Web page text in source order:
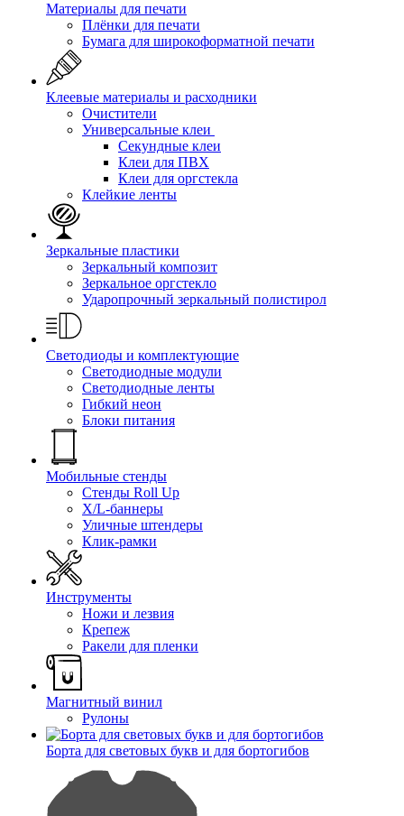
Материалы для печати
Плёнки для печати
Бумага для широкоформатной печати
Клеевые материалы и расходники
Очистители
Универсальные клеи
Секундные клеи
Клеи для ПВХ
Клеи для оргстекла
Клейкие ленты
Зеркальные пластики
Зеркальный композит
Зеркальное оргстекло
Ударопрочный зеркальный полистирол
Светодиоды и комплектующие
Светодиодные модули
Светодиодные ленты
Гибкий неон
Блоки питания
Мобильные стенды
Стенды Roll Up
X/L-баннеры
Уличные штендеры
Клик-рамки
Инструменты
Ножи и лезвия
Крепеж
Ракели для пленки
Магнитный винил
Рулоны
Борта для световых букв и для бортогибов